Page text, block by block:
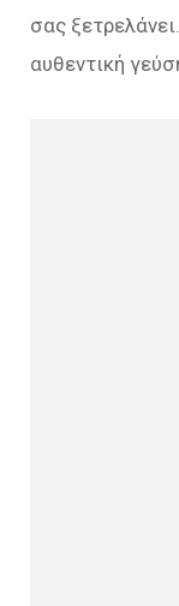
σας
αυθεντική